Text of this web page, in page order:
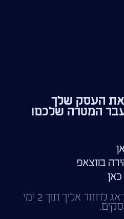
העסק שלך
המטרה שלכם!
או השאירו פרטים ואדאג לחזור אליך תוך 2 ימי
בווצאפ